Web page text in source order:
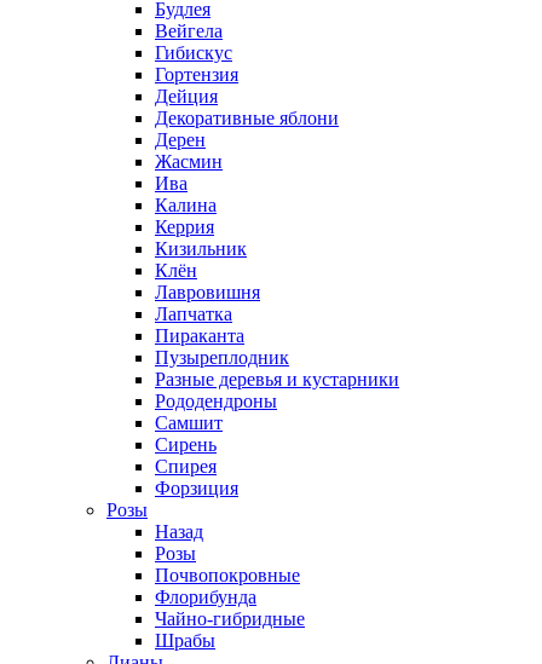
Будлея
Вейгела
Гибискус
Гортензия
Дейция
Декоративные яблони
Дерен
Жасмин
Ива
Калина
Керрия
Кизильник
Клён
Лавровишня
Лапчатка
Пираканта
Пузыреплодник
Разные деревья и кустарники
Рододендроны
Самшит
Сирень
Спирея
Форзиция
Розы
Назад
Розы
Почвопокровные
Флорибунда
Чайно-гибридные
Шрабы